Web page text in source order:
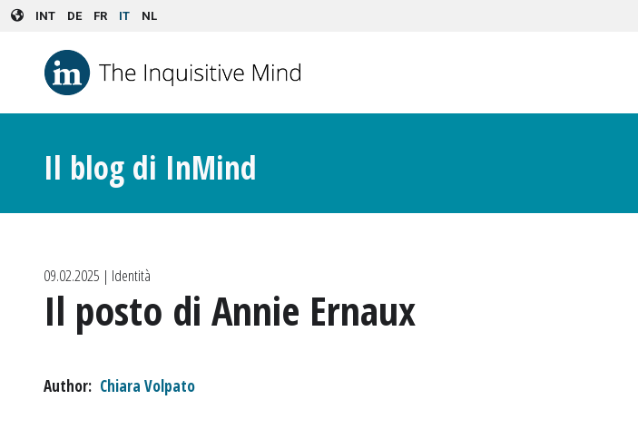
Skip to main content
INT DE FR IT NL
Il blog di InMind
09.02.2025 | Identità
Il posto di Annie Ernaux
Author Chiara Volpato